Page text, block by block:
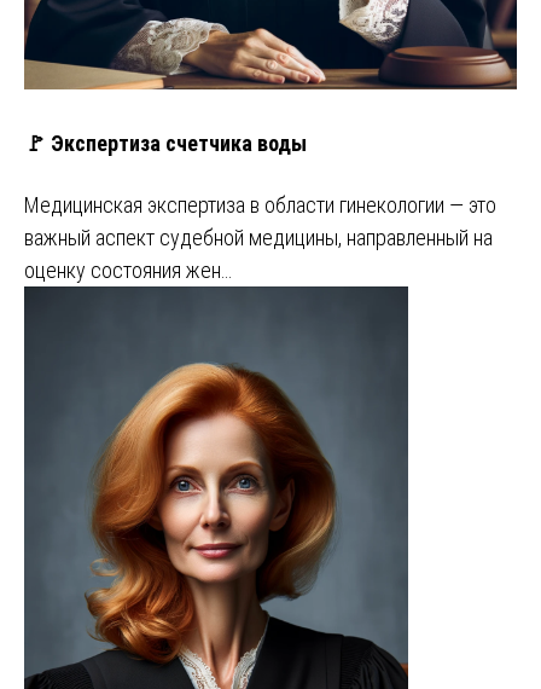
🚩 Экспертиза счетчика воды
Медицинская экспертиза в области гинекологии — это
важный аспект судебной медицины, направленный на
оценку состояния жен…